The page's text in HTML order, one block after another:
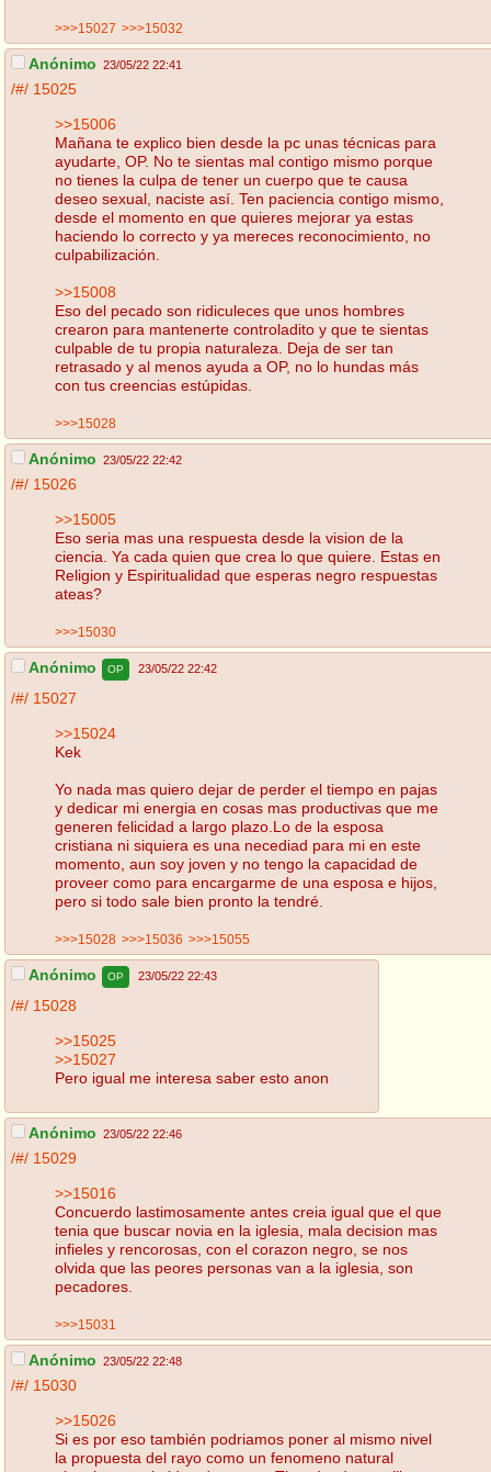
>>>15027 >>>15032
Anónimo 23/05/22 22:41
/#/ 15025
>>15006
Mañana te explico bien desde la pc unas técnicas para
ayudarte, OP. No te sientas mal contigo mismo porque
no tienes la culpa de tener un cuerpo que te causa
deseo sexual, naciste así. Ten paciencia contigo mismo,
desde el momento en que quieres mejorar ya estas
haciendo lo correcto y ya mereces reconocimiento, no
culpabilización.
>>15008
Eso del pecado son ridiculeces que unos hombres
crearon para mantenerte controladito y que te sientas
culpable de tu propia naturaleza. Deja de ser tan
retrasado y al menos ayuda a OP, no lo hundas más
con tus creencias estúpidas.
>>>15028
Anónimo 23/05/22 22:42
/#/ 15026
>>15005
Eso seria mas una respuesta desde la vision de la
ciencia. Ya cada quien que crea lo que quiere. Estas en
Religion y Espiritualidad que esperas negro respuestas
ateas?
>>>15030
Anónimo OP 23/05/22 22:42
/#/ 15027
>>15024
Kek
Yo nada mas quiero dejar de perder el tiempo en pajas
y dedicar mi energia en cosas mas productivas que me
generen felicidad a largo plazo.Lo de la esposa
cristiana ni siquiera es una necediad para mi en este
momento, aun soy joven y no tengo la capacidad de
proveer como para encargarme de una esposa e hijos,
pero si todo sale bien pronto la tendré.
>>>15028 >>>15036 >>>15055
Anónimo OP 23/05/22 22:43
/#/ 15028
>>15025
>>15027
Pero igual me interesa saber esto anon
Anónimo 23/05/22 22:46
/#/ 15029
>>15016
Concuerdo lastimosamente antes creia igual que el que
tenia que buscar novia en la iglesia, mala decision mas
infieles y rencorosas, con el corazon negro, se nos
olvida que las peores personas van a la iglesia, son
pecadores.
>>>15031
Anónimo 23/05/22 22:48
/#/ 15030
>>15026
Si es por eso también podriamos poner al mismo nivel
la propuesta del rayo como un fenomeno natural